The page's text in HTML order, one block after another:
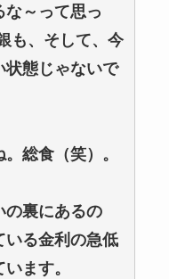
な～って思っ
も、そして、今
態じゃないで
総食（笑）。
の裏にあるの
いる金利の急低
ます。